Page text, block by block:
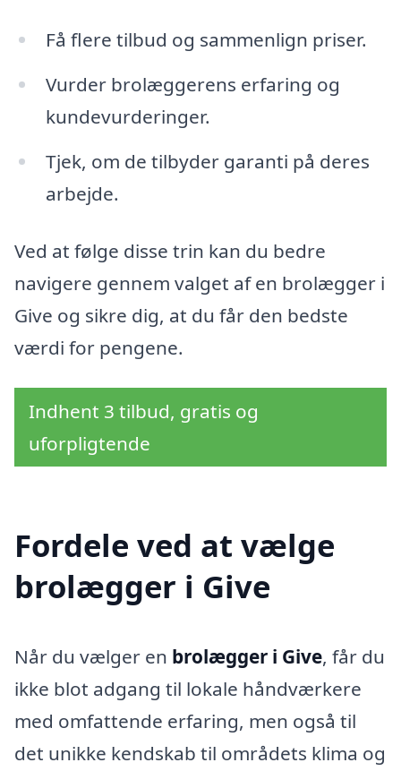
Få flere tilbud og sammenlign priser.
Vurder brolæggerens erfaring og
kundevurderinger.
Tjek, om de tilbyder garanti på deres
arbejde.
Ved at følge disse trin kan du bedre
navigere gennem valget af en brolægger i
Give og sikre dig, at du får den bedste
værdi for pengene.
Indhent 3 tilbud, gratis og
uforpligtende
Fordele ved at vælge
brolægger i Give
Når du vælger en brolægger i Give, får du
ikke blot adgang til lokale håndværkere
med omfattende erfaring, men også til
det unikke kendskab til områdets klima og